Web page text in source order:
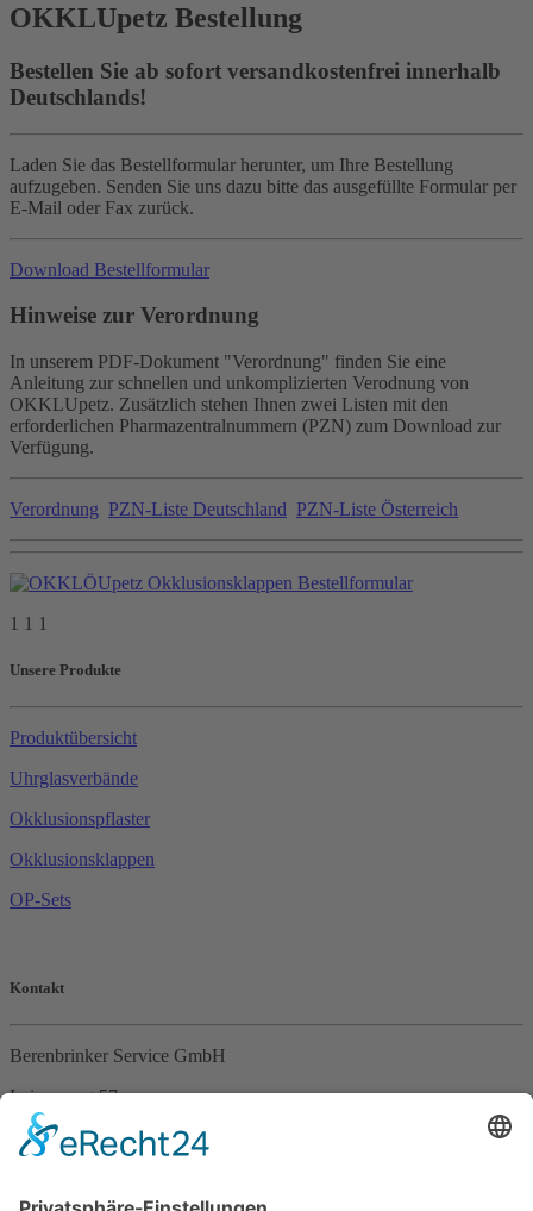
OKKLUpetz Bestellung
Bestellen Sie ab sofort versandkostenfrei innerhalb
Deutschlands!
Laden Sie das Bestellformular herunter, um Ihre Bestellung
aufzugeben. Senden Sie uns dazu bitte das ausgefüllte Formular per
E-Mail oder Fax zurück.
Download Bestellformular
Hinweise zur Verordnung
In unserem PDF-Dokument "Verordnung" finden Sie eine
Anleitung zur schnellen und unkomplizierten Verodnung von
OKKLUpetz. Zusätzlich stehen Ihnen zwei Listen mit den
erforderlichen Pharmazentralnummern (PZN) zum Download zur
Verfügung.
Verordnung PZN-Liste Deutschland PZN-Liste Österreich
1 1 1
Unsere Produkte
Produktübersicht
Uhrglasverbände
Okklusionspflaster
Okklusionsklappen
OP-Sets
Kontakt
Berenbrinker Service GmbH
Leinenweg 57
33415 Verl